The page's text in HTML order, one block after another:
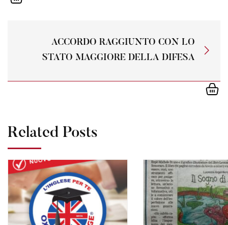
ACCORDO RAGGIUNTO CON LO
STATO MAGGIORE DELLA DIFESA
Related Posts